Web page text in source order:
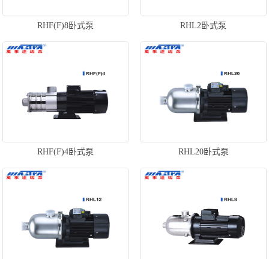
RHF(F)8卧式泵 RHL2卧式泵
RHF(F)4卧式泵 RHL20卧式泵